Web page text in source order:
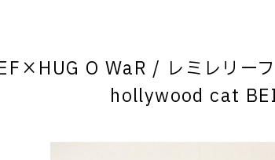
O WaR / レミレリー
hollywood cat